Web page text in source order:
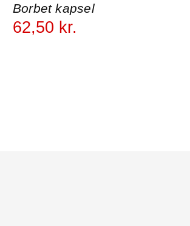
Borbet kapsel
62,50 kr.